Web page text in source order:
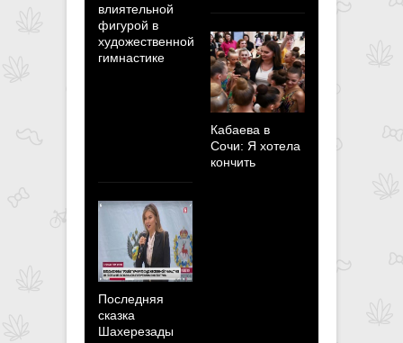
влиятельной
фигурой в
художественной
гимнастике
Кабаева в
Сочи: Я хотела
кончить
Последняя
сказка
Шахерезады